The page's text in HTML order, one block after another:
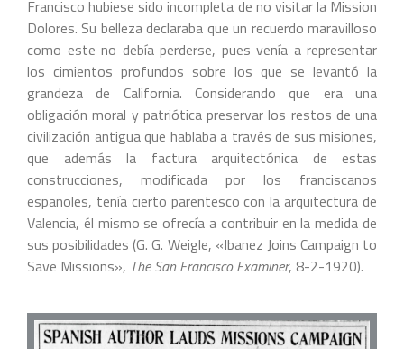
Francisco hubiese sido incompleta de no visitar la Mission
Dolores. Su belleza declaraba que un recuerdo maravilloso
como este no debía perderse, pues venía a representar
los cimientos profundos sobre los que se levantó la
grandeza de California. Considerando que era una
obligación moral y patriótica preservar los restos de una
civilización antigua que hablaba a través de sus misiones,
que además la factura arquitectónica de estas
construcciones, modificada por los franciscanos
españoles, tenía cierto parentesco con la arquitectura de
Valencia, él mismo se ofrecía a contribuir en la medida de
sus posibilidades (G. G. Weigle, «Ibanez Joins Campaign to
Save Missions», The San Francisco Examiner, 8-2-1920).